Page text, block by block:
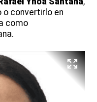
convertirlo en
como